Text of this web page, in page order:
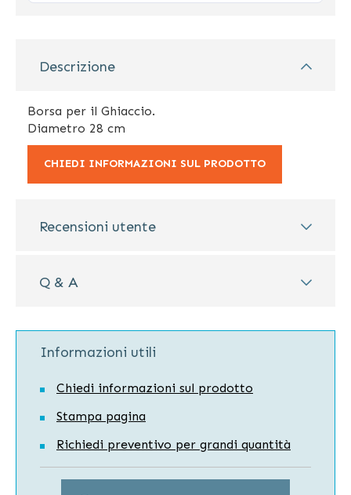
Descrizione
Borsa per il Ghiaccio.
Diametro 28 cm
CHIEDI INFORMAZIONI SUL PRODOTTO
Recensioni utente
Q & A
Informazioni utili
Chiedi informazioni sul prodotto
Stampa pagina
Richiedi preventivo per grandi quantità